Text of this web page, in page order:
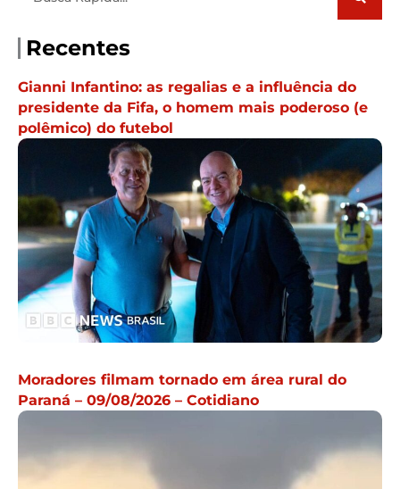
Recentes
Gianni Infantino: as regalias e a influência do
presidente da Fifa, o homem mais poderoso (e
polêmico) do futebol
Moradores filmam tornado em área rural do
Paraná – 09/08/2026 – Cotidiano